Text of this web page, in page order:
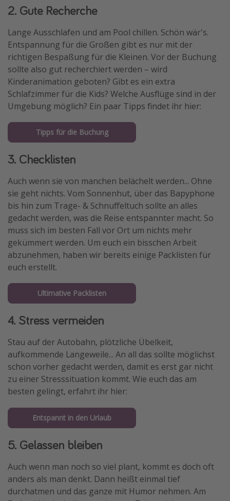
Rundreisen in Thailand
Reisepassfreie Reiseziele
Travel Know How
Silvesterreisen
Last Minute Urlaub Mallorca
Last Minute Urlaub Deutschland
2. Gute Recherche
Lange Ausschlafen und am Pool chillen. Schön wär's.
Entspannung für die Großen gibt es nur mit der
richtigen Bespaßung für die Kleinen. Vor der Buchung
sollte also gut recherchiert werden – wird
Kinderanimation geboten? Gibt es ein extra
Schlafzimmer für die Kids? Welche Ausflüge sind in der
Umgebung möglich? Ein paar Tipps findet ihr hier:
Tipps für die Buchung
3. Checklisten
Auch wenn sie von manchen belächelt werden... Ohne
sie geht nichts. Vom Sonnenhut, über das Bapyphone
bis hin zum Trage- & Schnuffeltuch sollte an alles
gedacht werden, was die Reise entspannter macht. So
muss sich im besten Fall vor Ort um nichts mehr
gekümmert werden. Um euch ein bisschen Arbeit
abzunehmen, haben wir bereits einige Packlisten für
euch erstellt.
Ultimative Packlisten
4. Stress vermeiden
Stau auf der Autobahn, plötzliche Übelkeit,
aufkommende Langeweile... An all das sollte möglichst
schon vorher gedacht werden, damit es erst gar nicht
zu einer Stresssituation kommt. Wie euch das am
besten gelingt, erfahrt ihr hier:
Entspannt in den Urlaub
5. Gelassen bleiben
Auch wenn man noch so viel plant, kommt es doch oft
anders als man denkt. Dann heißt einmal tief
durchatmen und das ganze mit Humor nehmen. Am